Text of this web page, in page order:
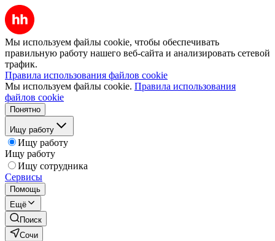
Мы используем файлы cookie, чтобы обеспечивать
правильную работу нашего веб-сайта и анализировать сетевой
трафик.
Правила использования файлов cookie
Мы используем файлы cookie. Правила использования
файлов cookie
Понятно
Ищу работу
Ищу работу
Ищу работу
Ищу сотрудника
Сервисы
Помощь
Ещё
Поиск
Сочи